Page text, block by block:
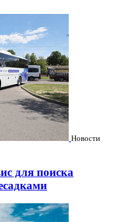
Новости
для поиска